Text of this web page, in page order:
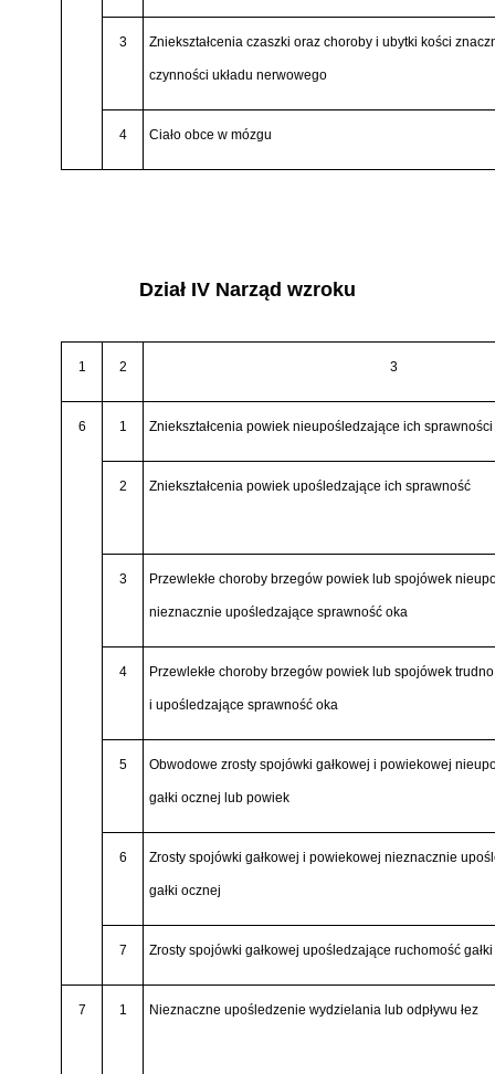
3 Zniekształcenia czaszki oraz choroby i ubytki kości
czynności układu nerwowego
4 Ciało obce w mózgu
Dział IV Narząd wzroku
1 2 3
6 1 Zniekształcenia powiek nieupośledzające ich sprawności
2 Zniekształcenia powiek upośledzające ich sprawność
3 Przewlekłe choroby brzegów powiek lub spojówek
nieznacznie upośledzające sprawność oka
4 Przewlekłe choroby brzegów powiek lub spojówek
i upośledzające sprawność oka
5 Obwodowe zrosty spojówki gałkowej i powiekowej
gałki ocznej lub powiek
6 Zrosty spojówki gałkowej i powiekowej nieznacznie
gałki ocznej
7 Zrosty spojówki gałkowej upośledzające ruchomość
7 1 Nieznaczne upośledzenie wydzielania lub odpływu łez